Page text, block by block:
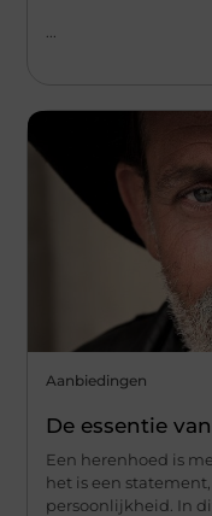
Aanbiedingen
De essentie
Een herenhoed is
het is een
persoonlijkheid. In